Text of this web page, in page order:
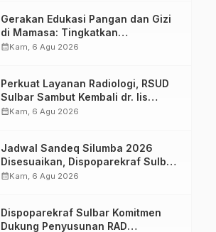
Gerakan Edukasi Pangan dan Gizi
di Mamasa: Tingkatkan
Pengetahuan dan Keterampilan
calendar_monthKam, 6 Agu 2026
Perkuat Layanan Radiologi, RSUD
Sulbar Sambut Kembali dr. Iis
Imelda, Sp.Rad
calendar_monthKam, 6 Agu 2026
Jadwal Sandeq Silumba 2026
Disesuaikan, Dispoparekraf Sulbar
Pastikan Persiapan Tetap
calendar_monthKam, 6 Agu 2026
Dispoparekraf Sulbar Komitmen
Dukung Penyusunan RAD